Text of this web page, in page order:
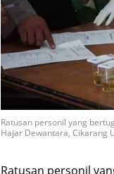
Ratusan personil yang
Hajar Dewantara, Cikarang
Ratusan personil